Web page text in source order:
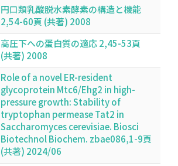
円口類乳酸脱水素酵素の構造と機能
2,54-60頁 (共著) 2008
高圧下への蛋白質の適応 2,45-53頁
(共著) 2008
Role of a novel ER-resident
glycoprotein Mtc6/Ehg2 in high-
pressure growth: Stability of
tryptophan permease Tat2 in
Saccharomyces cerevisiae. Biosci
Biotechnol Biochem. zbae086,1-9頁
(共著) 2024/06